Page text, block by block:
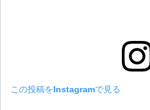
この投稿をInstagramで見る